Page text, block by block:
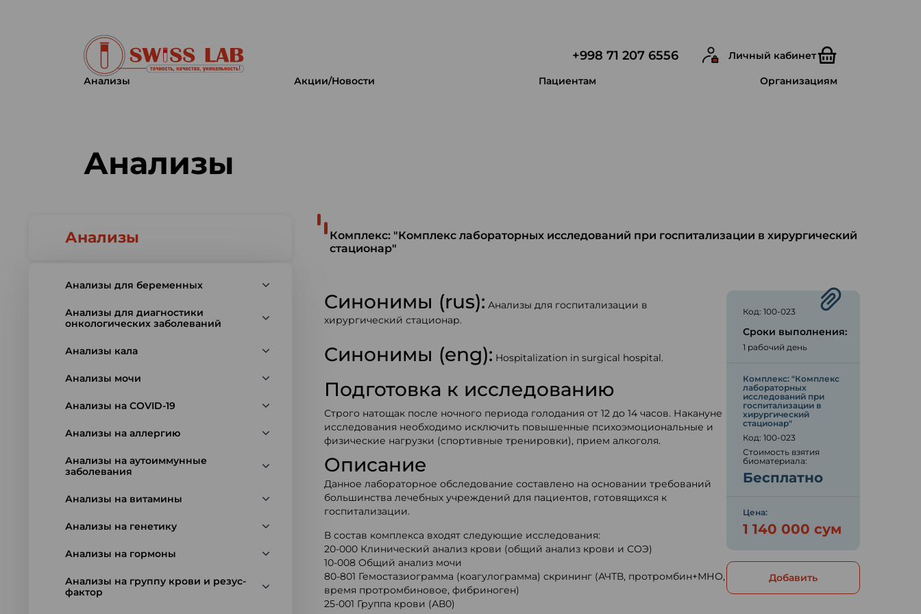
+998 71 207 6556 Личный кабинет
Анализы Акции/Новости Пациентам Организациям
Анализы
Анализы
Анализы для беременных
Анализы для диагностики
онкологических заболеваний
Анализы кала
Анализы мочи
Анализы на COVID-19
Анализы на аллергию
Анализы на аутоиммунные
заболевания
Анализы на витамины
Анализы на генетику
Анализы на гормоны
Анализы на группу крови и резус-
фактор
Комплекс: "Комплекс лабораторных исследований при госпитализации в хирургический
стационар"
Синонимы (rus): Анализы для госпитализации в
хирургический стационар.
Синонимы (eng): Hospitalization in surgical hospital.
Подготовка к исследованию
Строго натощак после ночного периода голодания от 12 до 14 часов. Накануне
исследования необходимо исключить повышенные психоэмоциональные и
физические нагрузки (спортивные тренировки), прием алкоголя.
Описание
Данное лабораторное обследование составлено на основании требований
большинства лечебных учреждений для пациентов, готовящихся к
госпитализации.
В состав комплекса входят следующие исследования:
20-000 Клинический анализ крови (общий анализ крови и СОЭ)
10-008 Общий анализ мочи
80-801 Гемостазиограмма (коагулограмма) скрининг (АЧТВ, протромбин+МНО,
время протромбиновое, фибриноген)
25-001 Группа крови (АВ0)
Код: 100-023
Сроки выполнения:
1 рабочий день
Комплекс: "Комплекс
лабораторных
исследований при
госпитализации в
хирургический
стационар"
Код: 100-023
Стоимость взятия
биоматериала:
Бесплатно
Цена:
1 140 000 сум
Добавить